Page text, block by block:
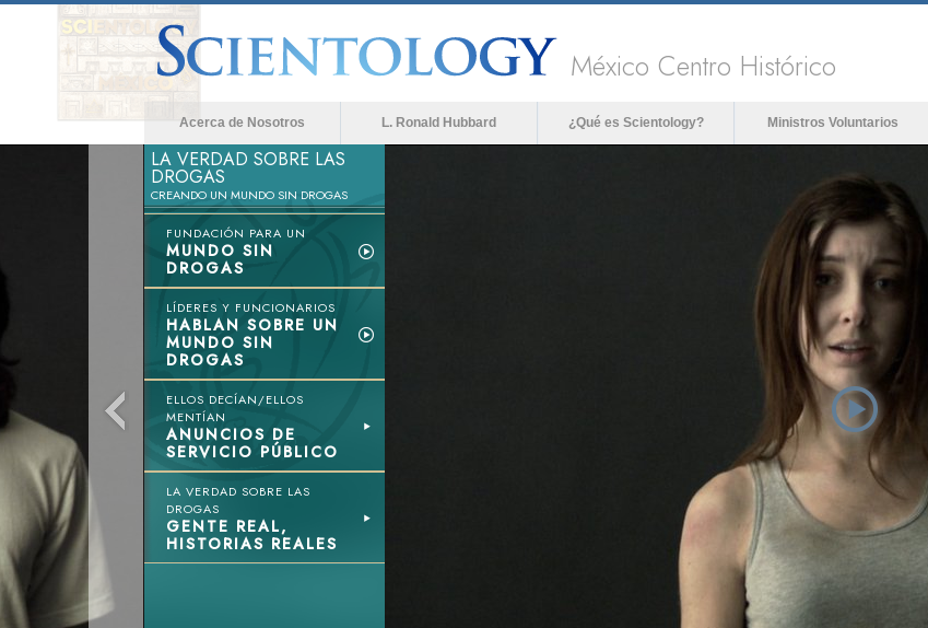
México Centro Histórico
Acerca de Nosotros L. Ronald Hubbard ¿Qué es Scientology? Ministros Voluntarios
LA VERDAD SOBRE LAS
DROGAS
CREANDO UN MUNDO SIN DROGAS
FUNDACIÓN PARA UN
MUNDO SIN
DROGAS
LÍDERES Y FUNCIONARIOS
HABLAN SOBRE UN
MUNDO SIN
DROGAS
ELLOS DECÍAN/ELLOS
MENTÍAN
ANUNCIOS DE
SERVICIO PÚBLICO
LA VERDAD SOBRE LAS
DROGAS
GENTE REAL,
HISTORIAS REALES